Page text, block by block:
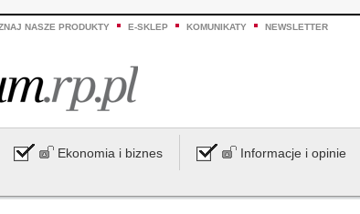
NASZE PRODUKTY E-SKLEP KOMUNIKATY NEWSLETTER
Ekonomia i biznes Informacje i opinie